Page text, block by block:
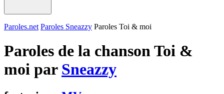
Paroles.net Paroles Sneazzy Paroles Toi & moi
Paroles de la chanson Toi &
moi par Sneazzy